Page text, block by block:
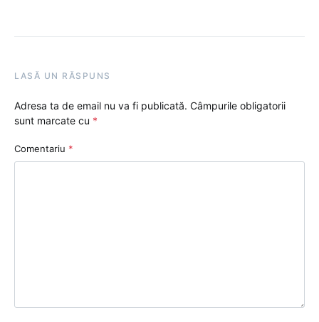
LASĂ UN RĂSPUNS
Adresa ta de email nu va fi publicată. Câmpurile obligatorii
sunt marcate cu *
Comentariu *